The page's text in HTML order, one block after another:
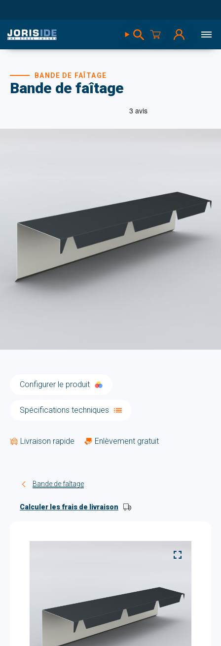
Bande de faîtage
BANDE DE FAÎTAGE
Configurer le produit
Spécifications techniques
Livraison rapide Enlèvement gratuit
Bande de faîtage
Calculer les frais de livraison